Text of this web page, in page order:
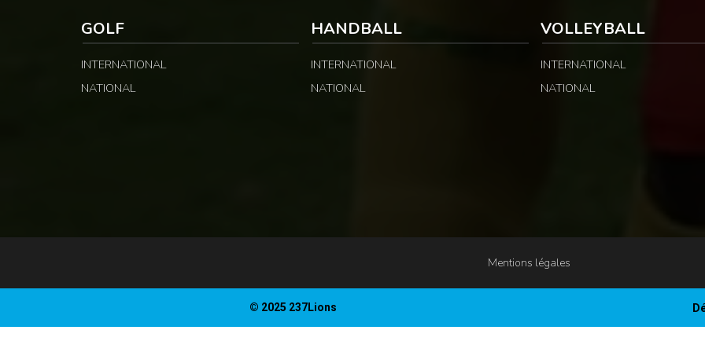
GOLF
INTERNATIONAL
NATIONAL
HANDBALL
INTERNATIONAL
NATIONAL
VOLLEYBALL
INTERNATIONAL
NATIONAL
Mentions légales
© 2025 237Lions